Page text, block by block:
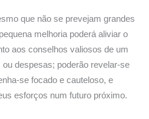
que não se prevejam grandes
melhoria poderá aliviar o
aos conselhos valiosos de um
despesas; poderão revelar-se
se focado e cauteloso, e
esforços num futuro próximo.